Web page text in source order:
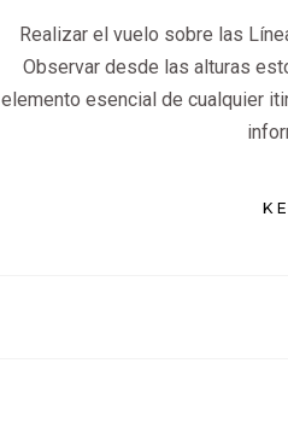
Realizar el vuelo sobre las
Observar desde las alturas
elemento esencial de cualquier